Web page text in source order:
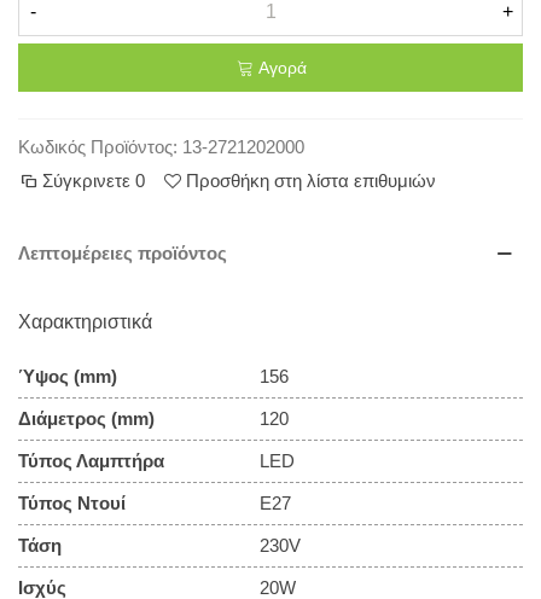
- +
Αγορά
Κωδικός Προϊόντος: 13-2721202000
Σύγκρινετε 0 Προσθήκη στη λίστα επιθυμιών
Λεπτομέρειες προϊόντος
Χαρακτηριστικά
Ύψος (mm) 156
Διάμετρος (mm) 120
Τύπος Λαμπτήρα LED
Τύπος Ντουί E27
Τάση 230V
Ισχύς 20W